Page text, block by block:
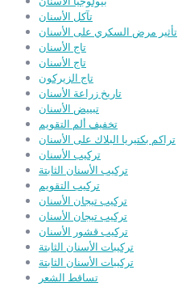
تآكل الأسنان
تأثير مرض السكري على الأسنان
تاج الأسنان
تاج الأسنان
تاج الزيركون
تاريخ زراعة الأسنان
تبييض الأسنان
تخفيف ألم التقويم
تراكم بكتيريا البلاك على الأسنان
تركيب الأسنان
تركيب الأسنان الثابتة
تركيب التقويم
تركيب تيجان الأسنان
تركيب تيجان الأسنان
تركيب قشور الأسنان
تركيبات الأسنان الثابتة
تركيبات الأسنان الثابتة
تساقط الشعر